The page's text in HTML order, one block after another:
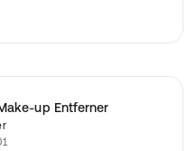
up Entferner